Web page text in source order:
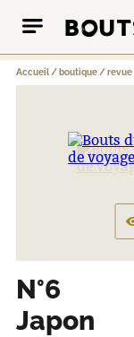
Accueil / boutique /revue
N°6
Japon